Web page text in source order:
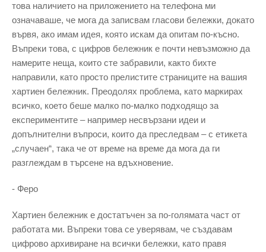
това наличието на приложението на телефона ми
означаваше, че мога да записвам гласови бележки, докато
вървя, ако имам идея, която искам да опитам по-късно.
Въпреки това, с цифров бележник е почти невъзможно да
намерите неща, които сте забравили, както бихте
направили, като просто прелистите страниците на вашия
хартиен бележник. Преодолях проблема, като маркирах
всичко, което беше малко по-малко подходящо за
експериментите – например несвързани идеи и
допълнителни въпроси, които да преследвам – с етикета
„случаен“, така че от време на време да мога да ги
разглеждам в търсене на вдъхновение.
- Феро
Хартиен бележник е достатъчен за по-голямата част от
работата ми. Въпреки това се уверявам, че създавам
цифрово архивиране на всички бележки, като правя